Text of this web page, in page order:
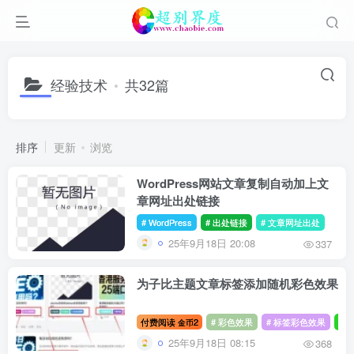
经验技术 共32篇
排序 更新 浏览
WordPress网站文章复制自动加上文
章网址出处链接
# WordPress # 出处链接 # 文章网址出处
25年9月18日 20:08 337
为子比主题文章标签添加随机彩色效果
付费阅读 金币2 # 彩色效果 # 标签彩色效果
25年9月18日 08:15 368